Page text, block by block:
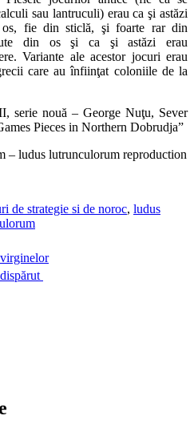
sau lantruculi) erau ca şi astăzi
fie din sticlă, şi foarte rar din
din os şi ca şi astăzi erau
Variante ale acestor jocuri erau
care au înfiinţat coloniile de la
serie nouă – George Nuţu, Sever
Pieces in Northern Dobrudja”
– ludus lutrunculorum reproduction
de strategie si de noroc, ludus